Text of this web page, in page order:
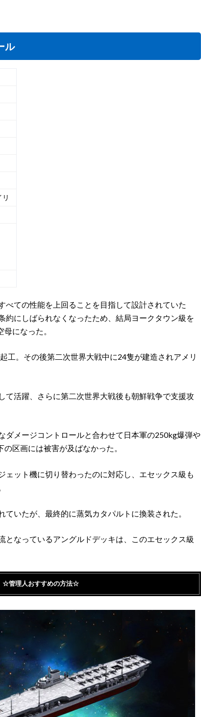
ル
べての性能を上回ることを目指して設計されていた
約にしばられなくなったため、結局ヨークタウン級を
になった。
工。その後第二次世界大戦中に24隻が建造されアメリ
て活躍、さらに第二次世界大戦後も朝鮮戦争で支援攻
ダメージコントロールと合わせて日本軍の250kg爆弾や
区画には被害が及ばなかった。
ェット機に切り替わったのに対応し、エセックス級も
いたが、最終的に蒸気カタパルトに換装された。
となっているアングルドデッキは、このエセックス級
☆管理人おすすめの方法☆